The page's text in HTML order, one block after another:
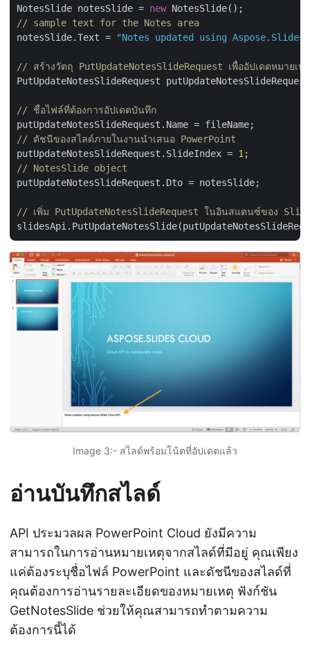
NotesSlide notesSlide = new
// sample text for the Notes area
notesSlide.Text =
"Notes updated using Aspose.Slides
// สร้างวัตถุ PutUpdateNotesSlideRequest เพื่ออัปเดตหมายเห
PutUpdateNotesSlideRequest
// ชื่อไฟล์ที่ต้องการอัปเดตบันทึก
// ดัชนีของสไลด์ภายในงานนำเสนอ PowerPoint
putUpdateNotesSlideRequest.SlideIndex = 1
// NotesSlide object
putUpdateNotesSlideRequest.Dto = notesSlide;
// เพิ่ม PutUpdateNotesSlideRequest ในอินสแตนซ์ของ
Image 3:- สไลด์พร้อมโน้ตที่อัปเดตแล้ว
อ่านบันทึกสไลด์
API ประมวลผล PowerPoint Cloud ยังมีความ
สามารถในการอ่านหมายเหตุจากสไลด์ที่มีอยู่ คุณเพียง
แค่ต้องระบุชื่อไฟล์ PowerPoint และดัชนีของสไลด์ที่
คุณต้องการอ่านรายละเอียดของหมายเหตุ ฟังก์ชัน
GetNotesSlide ช่วยให้คุณสามารถทำตามความ
ต้องการนี้ได้